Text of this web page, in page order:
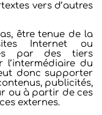
vers d’autres
être tenue de la
Internet ou
par des tiers
du
donc supporter
publicités,
ou à partir de ces
externes.